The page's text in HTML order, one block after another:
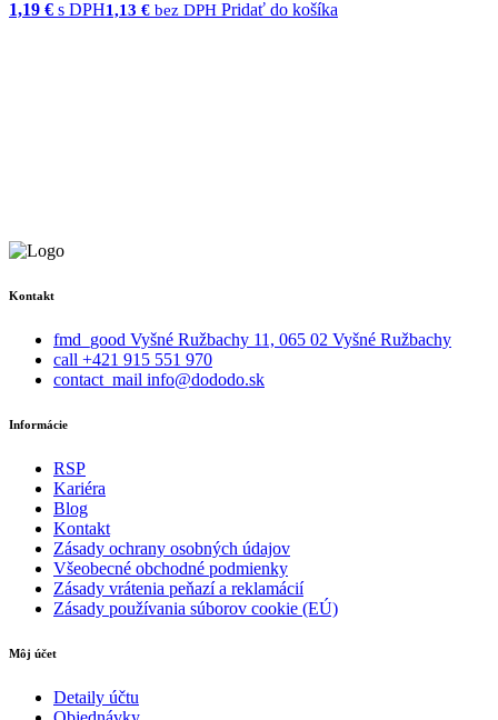
1,19 € s DPH1,13 € bez DPH Pridať do košíka
Kontakt
fmd_good Vyšné Ružbachy 11, 065 02 Vyšné Ružbachy
call +421 915 551 970
contact_mail info@dododo.sk
Informácie
RSP
Kariéra
Blog
Kontakt
Zásady ochrany osobných údajov
Všeobecné obchodné podmienky
Zásady vrátenia peňazí a reklamácií
Zásady používania súborov cookie (EÚ)
Môj účet
Detaily účtu